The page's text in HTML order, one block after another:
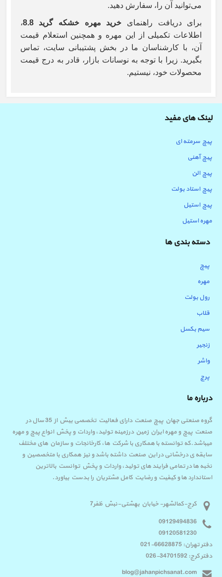
می‌توانید آن را، سفارش دهید.
برای دریافت راهنمای خرید مهره خشکه گرید 8.8
،
اطلاعات تکمیلی از این مهره و همچنین استعلام قیمت
آن، با کارشناسان ما در بخش پشتیبانی سایت، تماس
بگیرید. زیرا با توجه به نوسانات بازار، قادر به درج قیمت
محصولات خود، نیستیم.
لینک های مفید
پیچ سرمته ای
پیچ آهنی
پیچ الن
پیچ استاد بولت
پیچ استیل
مهره استیل
دسته بندی ها
پیچ
مهره
رول بولت
قلاب
سیم بکسل
زنجیر
واشر
پرچ
درباره ما
گروه صنعتی جهان پیچ صنعت دارای فعالیت تخصصی بیش از 35 سال در
صنعت پیچ و مهره ایران زمین درزمینه تولید، واردات و پخش انواع پیچ و مهره
میباشد.که توانسته با همکاری با شرکت ها، کارخانجات و سازمان های مختلف
سابقه ی درخشانی در این صنعت داشته باشد و نیز همکاری با متخصصین و
نخبه ها در تمامی فرایند های تولید، واردات و پخش توانست بالاترین
استاندارد ها و کیفیت و رضایت کامل مشتریان را بدست بیاورد.
کرج-کمالشهر- خیابان بهشتی-نبش ظفر7
09129494836
09120581230
دفتر تهران: 66628875-021
دفتر کرج: 34701592-026
blog@jahanpichsanat.com